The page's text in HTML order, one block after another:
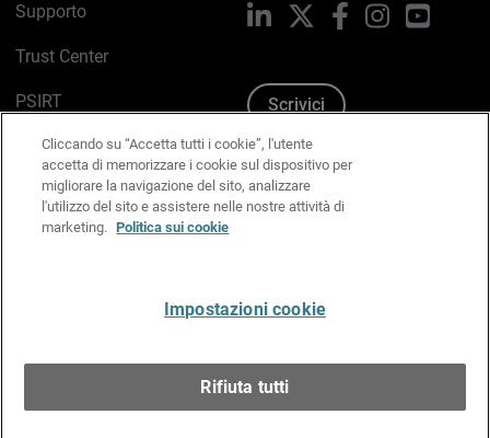
Supporto
Trust Center
PSIRT
Politica sui cookie
Informativa sulla privacy
Kit Media & Brand
LinkedIn FacebookInstagram
Scrivici
Cliccando su “Accetta tutti i cookie”, l'utente
accetta di memorizzare i cookie sul dispositivo per
migliorare la navigazione del sito, analizzare
l'utilizzo del sito e assistere nelle nostre attività di
marketing. Politica sui cookie
Impostazioni cookie
Rifiuta tutti